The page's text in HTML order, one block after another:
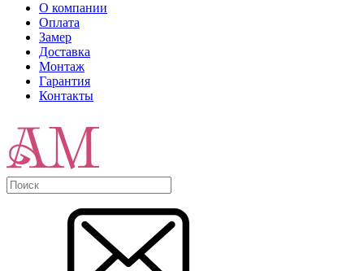
О компании
Оплата
Замер
Доставка
Монтаж
Гарантия
Контакты